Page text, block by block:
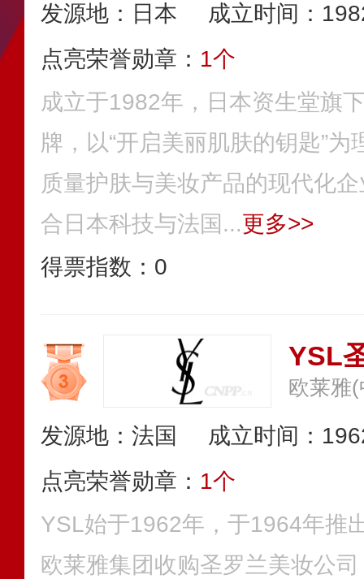
发源地：日本
成立时间：
点亮荣誉勋章： 1个
成立于1982年，日本资生堂旗
牌，以“开启美丽肌肤的钥匙”
质量护肤与美妆产品的现代化
合日本科技与法国...更多>>
得票指数： 0
YSL
欧莱雅
发源地：法国
成立时间：
点亮荣誉勋章： 1个
YSL始于1962年，于1964年推
欧莱雅集团收购圣罗兰美妆公